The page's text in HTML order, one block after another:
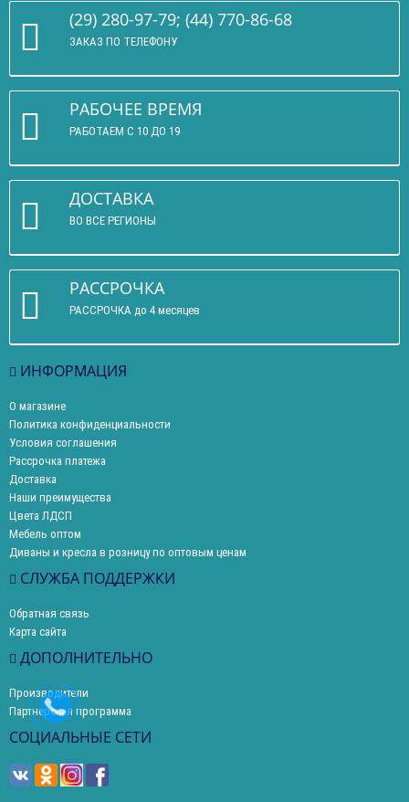
(29) 280-97-79; (44) 770-86-68
ЗАКАЗ ПО ТЕЛЕФОНУ
РАБОЧЕЕ ВРЕМЯ
РАБОТАЕМ С 10 ДО 19
ДОСТАВКА
ВО ВСЕ РЕГИОНЫ
РАССРОЧКА
РАССРОЧКА до 4 месяцев
ИНФОРМАЦИЯ
О магазине
Политика конфиденциальности
Условия соглашения
Рассрочка платежа
Доставка
Наши преимущества
Цвета ЛДСП
Мебель оптом
Диваны и кресла в розницу по оптовым ценам
СЛУЖБА ПОДДЕРЖКИ
Обратная связь
Карта сайта
ДОПОЛНИТЕЛЬНО
Производители
Партнерская программа
СОЦИАЛЬНЫЕ СЕТИ